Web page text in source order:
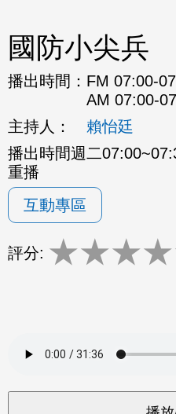
國防小尖兵
播出時間： FM 07:00-
AM 07:00-
主持人：
賴怡廷
播出時間週二
重播
互動專區
評分: ★★★★